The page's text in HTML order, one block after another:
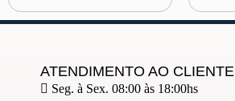
ATENDIMENTO AO CLIENTE
Seg. à Sex. 08:00 às 18:00hs